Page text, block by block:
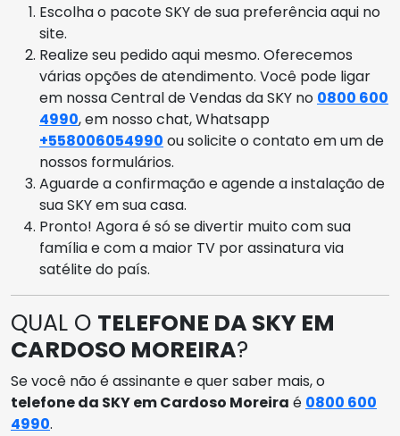
Escolha o pacote SKY de sua preferência aqui no
site.
Realize seu pedido aqui mesmo. Oferecemos
várias opções de atendimento. Você pode ligar
em nossa Central de Vendas da SKY no 0800 600
4990, em nosso chat, Whatsapp
+558006054990 ou solicite o contato em um de
nossos formulários.
Aguarde a confirmação e agende a instalação de
sua SKY em sua casa.
Pronto! Agora é só se divertir muito com sua
família e com a maior TV por assinatura via
satélite do país.
QUAL O TELEFONE DA SKY EM
CARDOSO MOREIRA?
Se você não é assinante e quer saber mais, o
telefone da SKY em Cardoso Moreira é 0800 600
4990.